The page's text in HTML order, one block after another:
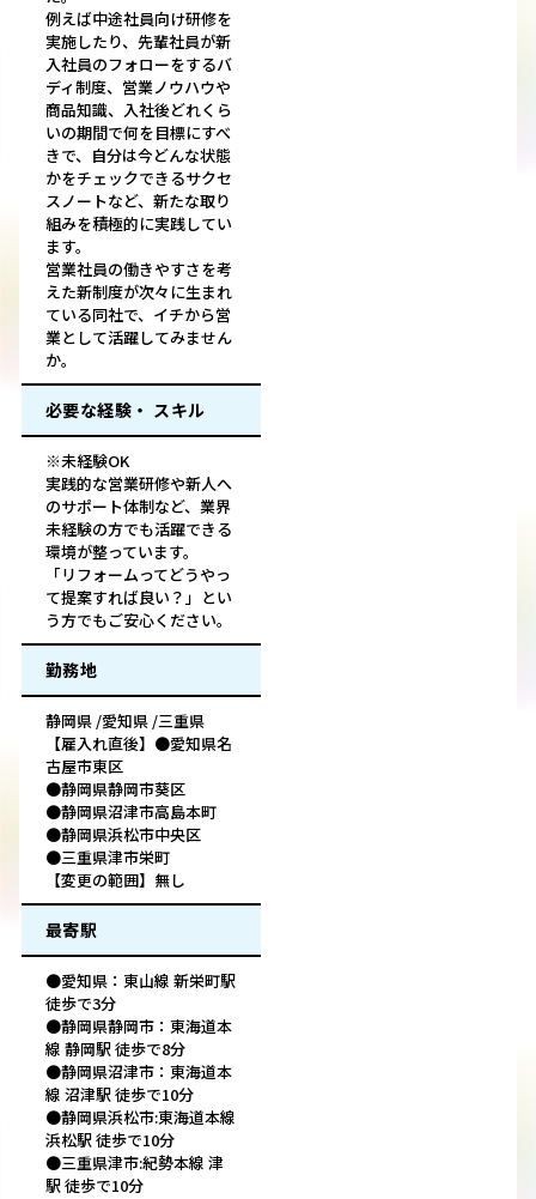
例えば中途社員向け研修を
実施したり、先輩社員が新
⼊社員のフォローをするバ
ディ制度、営業ノウハウや
商品知識、入社後どれくら
いの期間で何を目標にすべ
きで、自分は今どんな状態
かをチェックできるサクセ
スノートなど、新たな取り
組みを積極的に実践してい
ます。
営業社員の働きやすさを考
えた新制度が次々に生まれ
ている同社で、イチから営
業として活躍してみません
か。
必要な経験・ スキル
※未経験OK
実践的な営業研修や新人へ
のサポート体制など、業界
未経験の方でも活躍できる
環境が整っています。
「リフォームってどうやっ
て提案すれば良い？」とい
う方でもご安心ください。
勤務地
静岡県 /愛知県 /三重県
【雇入れ直後】●愛知県名
古屋市東区
●静岡県静岡市葵区
●静岡県沼津市高島本町
●静岡県浜松市中央区
●三重県津市栄町
【変更の範囲】無し
最寄駅
●愛知県：東山線 新栄町駅
徒歩で3分
●静岡県静岡市：東海道本
線 静岡駅 徒歩で8分
●静岡県沼津市：東海道本
線 沼津駅 徒歩で10分
●静岡県浜松市:東海道本線
浜松駅 徒歩で10分
●三重県津市:紀勢本線 津
駅 徒歩で10分